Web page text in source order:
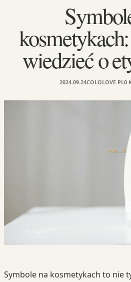
wiedzieć o
2024-09-24COLOLOVE.PL0
Symbole na kosmetykach to nie